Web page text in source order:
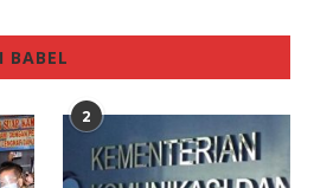
BABEL
2